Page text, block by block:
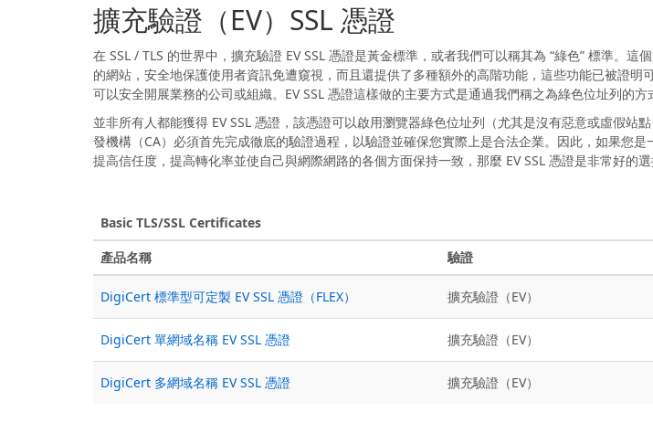
擴充驗證（EV）SSL 憑證
在 SSL / TLS 的世界中，擴充驗證 EV SSL 憑證是黃金標準，或者我們可以稱其為 “綠色” 標準。這
的網站，安全地保護使用者資訊免遭窺視，而且還提供了多種額外的高階功能，這些功能已被證明
可以安全開展業務的公司或組織。EV SSL 憑證這樣做的主要方式是通過我們稱之為綠色位址列的方
並非所有人都能獲得 EV SSL 憑證，該憑證可以啟用瀏覽器綠色位址列（尤其是沒有惡意或虛假站
發機構（CA）必須首先完成徹底的驗證過程，以驗證並確保您實際上是合法企業。因此，如果您
提高信任度，提高轉化率並使自己與網際網路的各個方面保持一致，那麼 EV SSL 憑證是非常好的選
Basic TLS/SSL Certificates
產品名稱
驗證
DigiCert 標準型可定製 EV SSL 憑證（FLEX） 擴充驗證（EV）
DigiCert 單網域名稱 EV SSL 憑證 擴充驗證（EV）
DigiCert 多網域名稱 EV SSL 憑證 擴充驗證（EV）